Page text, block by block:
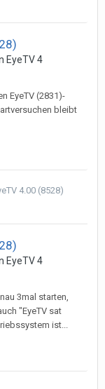
EyeTV 4
EyeTV (2831)-
bleibt
4.00 (8528)
EyeTV 4
3mal starten,
"EyeTV sat
ist...